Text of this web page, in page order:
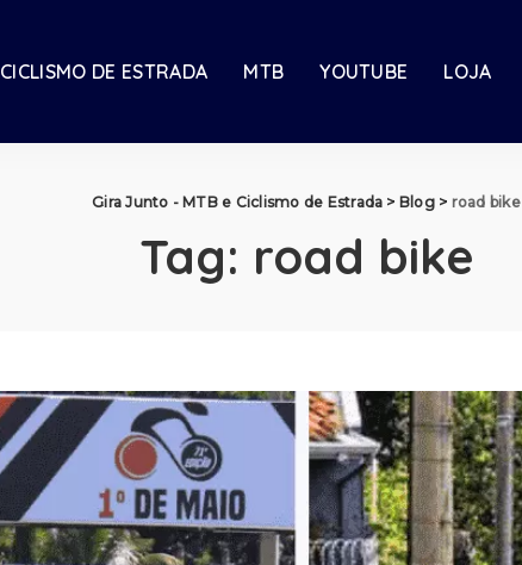
CICLISMO DE ESTRADA MTB YOUTUBE LOJA
Gira Junto - MTB e Ciclismo de Estrada > Blog> road bike
Tag: road bike